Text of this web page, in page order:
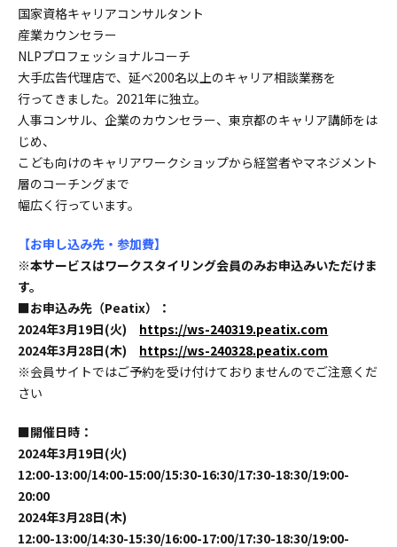
国家資格キャリアコンサルタント
産業カウンセラー
NLPプロフェッショナルコーチ
大手広告代理店で、延べ200名以上のキャリア相談業務を
行ってきました。2021年に独立。
人事コンサル、企業のカウンセラー、東京都のキャリア講師をは
じめ、
こども向けのキャリアワークショップから経営者やマネジメント
層のコーチングまで
幅広く行っています。
【お申し込み先・参加費】
※本サービスはワークスタイリング会員のみお申込みいただけま
す。
■お申込み先（Peatix）：
2024年3月19日(火) https://ws-240319.peatix.com
2024年3月28日(木) https://ws-240328.peatix.com
※会員サイトではご予約を受け付けておりませんのでご注意くだ
さい
■開催日時：
2024年3月19日(火)
12:00-13:00/14:00-15:00/15:30-16:30/17:30-18:30/19:00-
20:00
2024年3月28日(木)
12:00-13:00/14:30-15:30/16:00-17:00/17:30-18:30/19:00-